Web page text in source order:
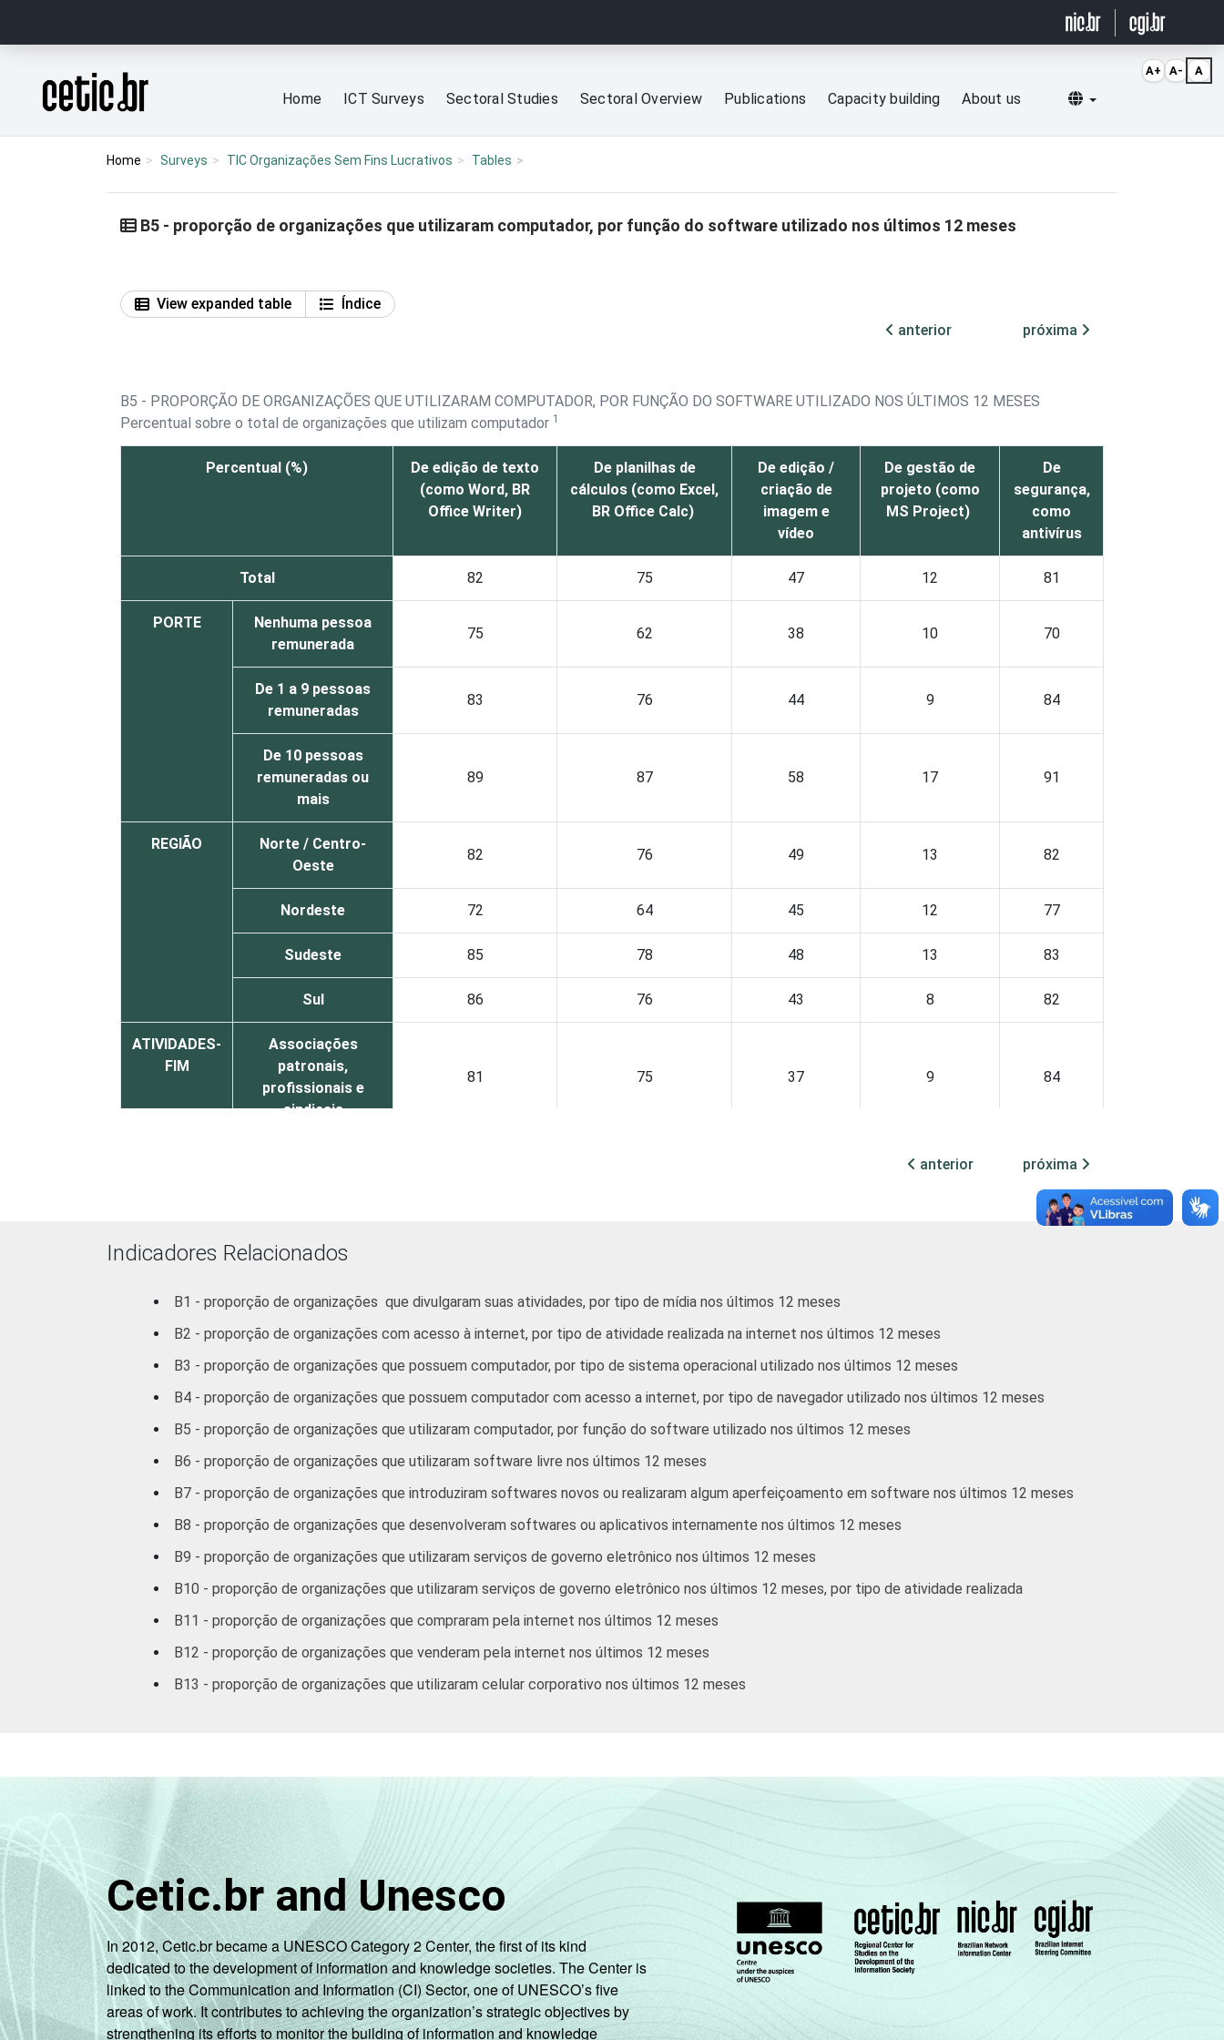
Página inicial
Home ICT Surveys Sectoral Studies Sectoral Overview Publications Capacity building About us Selecionar idioma
Home Surveys TIC Organizações Sem Fins Lucrativos Tables
B5 - proporção de organizações que utilizaram computador, por função do software utilizado nos últimos 12 meses
View expanded table
Índice
anterior
próxima
B5 - PROPORÇÃO DE ORGANIZAÇÕES QUE UTILIZARAM COMPUTADOR, POR FUNÇÃO DO SOFTWARE UTILIZADO NOS ÚLTIMOS 12 MESES
Percentual sobre o total de organizações que utilizam computador 1
Percentual (%)
De edição de texto
(como Word, BR
Office Writer)
De planilhas de
cálculos (como Excel,
BR Office Calc)
De edição /
criação de
imagem e
vídeo
De gestão de
projeto (como
MS Project)
De
segurança,
como
antivírus
Total 82 75 47 12 81
PORTE
Nenhuma pessoa
remunerada
75 62 38 10 70
De 1 a 9 pessoas
remuneradas
83 76 44 9 84
De 10 pessoas
remuneradas ou
mais
89 87 58 17 91
REGIÃO
Norte / Centro-
Oeste
82 76 49 13 82
Nordeste 72 64 45 12 77
Sudeste 85 78 48 13 83
Sul 86 76 43 8 82
ATIVIDADES-
FIM
Associações
patronais,
profissionais e
sindicais
81 75 37 9 84
13 74
defesa de direitos
Outros 85 76 45 12
alternativa "sim". Dados coletados entre outubro de 2012 e março de 2013. Respostas estimuladas e rodiziadas.
Fonte: NIC.br - out/2012 a mar/2013
anterior próxima
Indicadores Relacionados
B1 - proporção de organizações que divulgaram suas atividades, por tipo de mídia nos últimos 12 meses
B2 - proporção de organizações com acesso à internet, por tipo de atividade realizada na internet nos últimos 12 meses
B3 - proporção de organizações que possuem computador, por tipo de sistema operacional utilizado nos últimos 12 meses
B4 - proporção de organizações que possuem computador com acesso a internet, por tipo de navegador utilizado nos últimos 12 meses
B5 - proporção de organizações que utilizaram computador, por função do software utilizado nos últimos 12 meses
B6 - proporção de organizações que utilizaram software livre nos últimos 12 meses
B7 - proporção de organizações que introduziram softwares novos ou realizaram algum aperfeiçoamento em software nos últimos 12 meses
B8 - proporção de organizações que desenvolveram softwares ou aplicativos internamente nos últimos 12 meses
B9 - proporção de organizações que utilizaram serviços de governo eletrônico nos últimos 12 meses
B10 - proporção de organizações que utilizaram serviços de governo eletrônico nos últimos 12 meses, por tipo de atividade realizada
B11 - proporção de organizações que compraram pela internet nos últimos 12 meses
B12 - proporção de organizações que venderam pela internet nos últimos 12 meses
B13 - proporção de organizações que utilizaram celular corporativo nos últimos 12 meses
Cetic.br and Unesco
In 2012, Cetic.br became a UNESCO Category 2 Center, the first of its kind
dedicated to the development of information and knowledge societies. The Center is
linked to the Communication and Information (CI) Sector, one of UNESCO’s five
areas of work. It contributes to achieving the organization’s strategic objectives by
strengthening its efforts to monitor the building of information and knowledge
A+ A- A